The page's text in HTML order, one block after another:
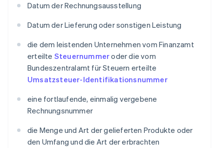
Datum der Rechnungsausstellung
Datum der Lieferung oder sonstigen Leistung
die dem leistenden Unternehmen vom Finanzamt
erteilte Steuernummeroder die vom
Bundeszentralamt für Steuern erteilte
Umsatzsteuer-Identifikationsnummer
eine fortlaufende, einmalig vergebene
Rechnungsnummer
die Menge und Art der gelieferten Produkte oder
den Umfang und die Art der erbrachten